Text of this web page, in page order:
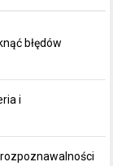
błędów
i